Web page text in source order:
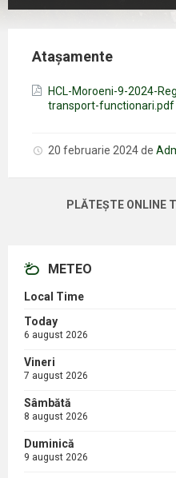
Atașamente
HCL-Moroeni-9-2024-
transport-functionari.pdf
20 februarie 2024de
PLĂTEȘTE ONLINE
METEO
Local Time
Today
6 august 2026
Vineri
7 august 2026
Sâmbătă
8 august 2026
Duminică
9 august 2026